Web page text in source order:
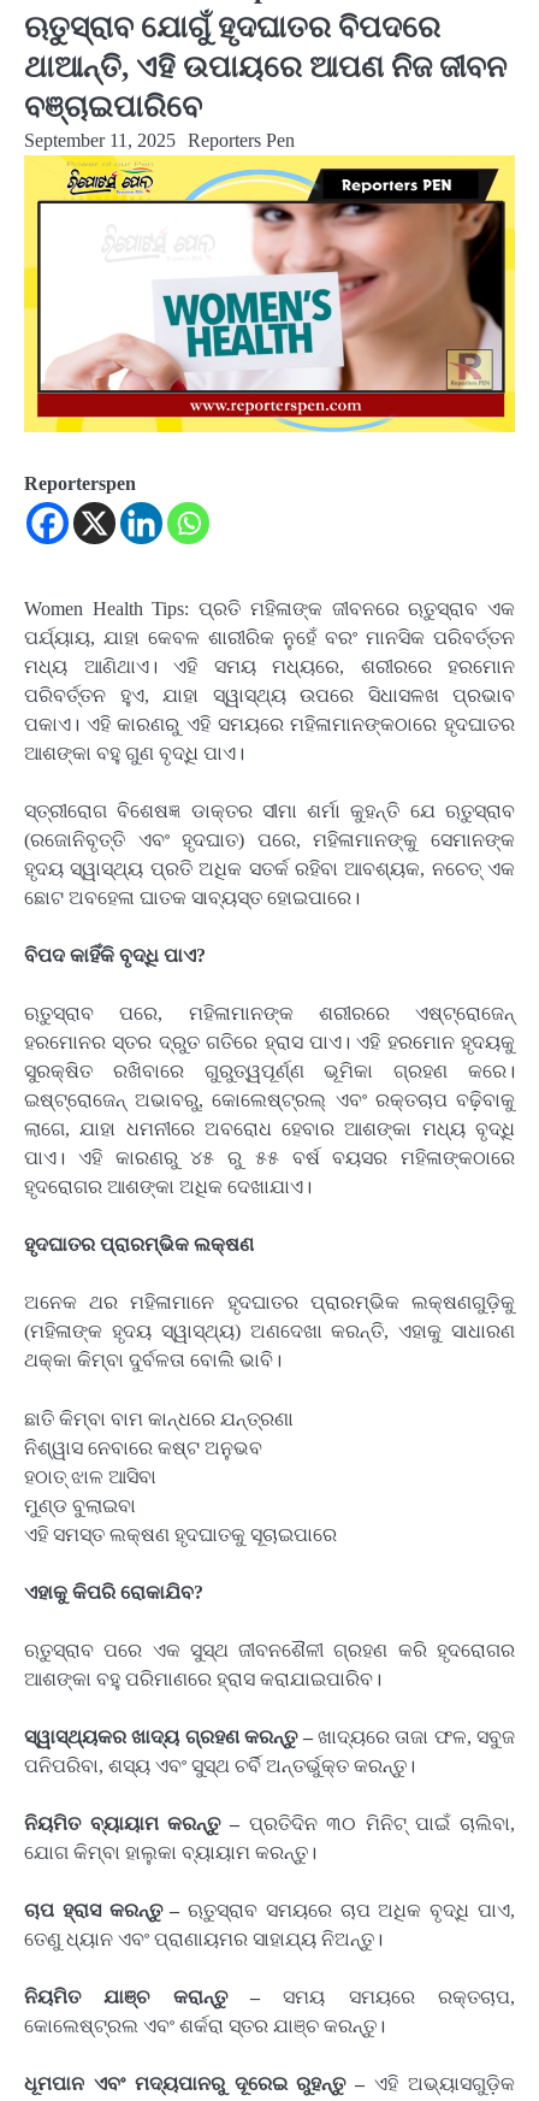
ଋତୁସ୍ରାବ ଯୋଗୁଁ ହୃଦଘାତର ବିପଦରେ
ଥାଆନ୍ତି, ଏହି ଉପାୟରେ ଆପଣ ନିଜ ଜୀବନ
ବଞ୍ଚାଇପାରିବେ
September 11, 2025 Reporters Pen
Reporterspen
Women Health Tips: ପ୍ରତି ମହିଳାଙ୍କ ଜୀବନରେ ଋତୁସ୍ରାବ ଏକ
ପର୍ଯ୍ୟାୟ, ଯାହା କେବଳ ଶାରୀରିକ ନୁହେଁ ବରଂ ମାନସିକ ପରିବର୍ତ୍ତନ
ମଧ୍ୟ ଆଣିଥାଏ। ଏହି ସମୟ ମଧ୍ୟରେ, ଶରୀରରେ ହରମୋନ
ପରିବର୍ତ୍ତନ ହୁଏ, ଯାହା ସ୍ୱାସ୍ଥ୍ୟ ଉପରେ ସିଧାସଳଖ ପ୍ରଭାବ
ପକାଏ। ଏହି କାରଣରୁ ଏହି ସମୟରେ ମହିଳାମାନଙ୍କଠାରେ ହୃଦଘାତର
ଆଶଙ୍କା ବହୁ ଗୁଣ ବୃଦ୍ଧି ପାଏ।
ସ୍ତ୍ରୀରୋଗ ବିଶେଷଜ୍ଞ ଡାକ୍ତର ସୀମା ଶର୍ମା କୁହନ୍ତି ଯେ ଋତୁସ୍ରାବ
(ରଜୋନିବୃତ୍ତି ଏବଂ ହୃଦଘାତ) ପରେ, ମହିଳାମାନଙ୍କୁ ସେମାନଙ୍କ
ହୃଦୟ ସ୍ୱାସ୍ଥ୍ୟ ପ୍ରତି ଅଧିକ ସତର୍କ ରହିବା ଆବଶ୍ୟକ, ନଚେତ୍ ଏକ
ଛୋଟ ଅବହେଳା ଘାତକ ସାବ୍ୟସ୍ତ ହୋଇପାରେ।
ବିପଦ କାହିଁକି ବୃଦ୍ଧି ପାଏ?
ଋତୁସ୍ରାବ ପରେ, ମହିଳାମାନଙ୍କ ଶରୀରରେ ଏଷ୍ଟ୍ରୋଜେନ୍
ହରମୋନର ସ୍ତର ଦ୍ରୁତ ଗତିରେ ହ୍ରାସ ପାଏ। ଏହି ହରମୋନ ହୃଦୟକୁ
ସୁରକ୍ଷିତ ରଖିବାରେ ଗୁରୁତ୍ୱପୂର୍ଣ୍ଣ ଭୂମିକା ଗ୍ରହଣ କରେ।
ଇଷ୍ଟ୍ରୋଜେନ୍ ଅଭାବରୁ, କୋଲେଷ୍ଟ୍ରଲ୍ ଏବଂ ରକ୍ତଚାପ ବଢ଼ିବାକୁ
ଲାଗେ, ଯାହା ଧମନୀରେ ଅବରୋଧ ହେବାର ଆଶଙ୍କା ମଧ୍ୟ ବୃଦ୍ଧି
ପାଏ। ଏହି କାରଣରୁ ୪୫ ରୁ ୫୫ ବର୍ଷ ବୟସର ମହିଳାଙ୍କଠାରେ
ହୃଦରୋଗର ଆଶଙ୍କା ଅଧିକ ଦେଖାଯାଏ।
ହୃଦଘାତର ପ୍ରାରମ୍ଭିକ ଲକ୍ଷଣ
ଅନେକ ଥର ମହିଳାମାନେ ହୃଦଘାତର ପ୍ରାରମ୍ଭିକ ଲକ୍ଷଣଗୁଡ଼ିକୁ
(ମହିଳାଙ୍କ ହୃଦୟ ସ୍ୱାସ୍ଥ୍ୟ) ଅଣଦେଖା କରନ୍ତି, ଏହାକୁ ସାଧାରଣ
ଥକ୍କା କିମ୍ବା ଦୁର୍ବଳତା ବୋଲି ଭାବି।
ଛାତି କିମ୍ବା ବାମ କାନ୍ଧରେ ଯନ୍ତ୍ରଣା
ନିଶ୍ୱାସ ନେବାରେ କଷ୍ଟ ଅନୁଭବ
ହଠାତ୍ ଝାଳ ଆସିବା
ମୁଣ୍ଡ ବୁଲାଇବା
ଏହି ସମସ୍ତ ଲକ୍ଷଣ ହୃଦଘାତକୁ ସୂଚାଇପାରେ
ଏହାକୁ କିପରି ରୋକାଯିବ?
ଋତୁସ୍ରାବ ପରେ ଏକ ସୁସ୍ଥ ଜୀବନଶୈଳୀ ଗ୍ରହଣ କରି ହୃଦରୋଗର
ଆଶଙ୍କା ବହୁ ପରିମାଣରେ ହ୍ରାସ କରାଯାଇପାରିବ।
ସ୍ୱାସ୍ଥ୍ୟକର ଖାଦ୍ୟ ଗ୍ରହଣ କରନ୍ତୁ –ଖାଦ୍ୟରେ ତାଜା ଫଳ, ସବୁଜ
ପନିପରିବା, ଶସ୍ୟ ଏବଂ ସୁସ୍ଥ ଚର୍ବି ଅନ୍ତର୍ଭୁକ୍ତ କରନ୍ତୁ।
ନିୟମିତ ବ୍ୟାୟାମ କରନ୍ତୁ –ପ୍ରତିଦିନ ୩୦ ମିନିଟ୍ ପାଇଁ ଚାଲିବା,
ଯୋଗ କିମ୍ବା ହାଲୁକା ବ୍ୟାୟାମ କରନ୍ତୁ।
ଚାପ ହ୍ରାସ କରନ୍ତୁ – ଋତୁସ୍ରାବ ସମୟରେ ଚାପ ଅଧିକ ବୃଦ୍ଧି ପାଏ,
ତେଣୁ ଧ୍ୟାନ ଏବଂ ପ୍ରାଣାୟମର ସାହାଯ୍ୟ ନିଅନ୍ତୁ।
ନିୟମିତ ଯାଞ୍ଚ କରାନ୍ତୁ – ସମୟ ସମୟରେ ରକ୍ତଚାପ,
କୋଲେଷ୍ଟ୍ରଲ ଏବଂ ଶର୍କରା ସ୍ତର ଯାଞ୍ଚ କରନ୍ତୁ।
ଧୂମପାନ ଏବଂ ମଦ୍ୟପାନରୁ ଦୂରେଇ ରୁହନ୍ତୁ – ଏହି ଅଭ୍ୟାସଗୁଡ଼ିକ